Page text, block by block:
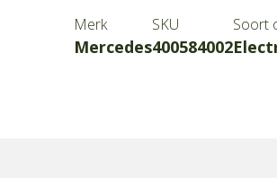
Merk
Mercedes
SKU
400584002
Soort